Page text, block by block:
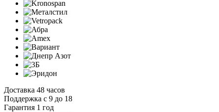
Доставка 48 часов
Поддержка с 9 до 18
Гарантия 1 год